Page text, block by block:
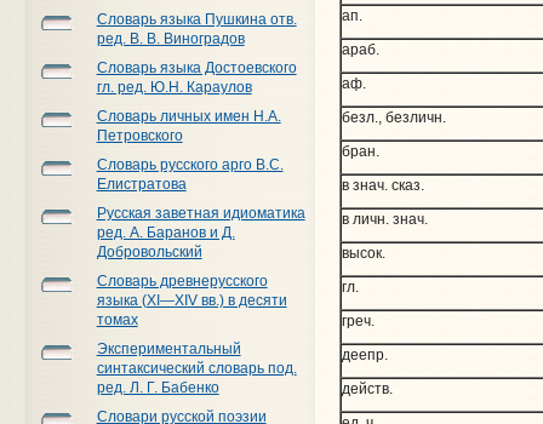
Словарь языка Пушкина отв.
ред. В. В. Виноградов
Словарь языка Достоевского
гл. ред. Ю.Н. Караулов
Словарь личных имен Н.А.
Петровского
Словарь русского арго В.С.
Елистратова
Русская заветная идиоматика
ред. А. Баранов и Д.
Добровольский
Словарь древнерусского
языка (XI—XIV вв.) в десяти
томах
Экспериментальный
синтаксический словарь под.
ред. Л. Г. Бабенко
Словари русской поэзии
ап.
араб.
аф.
безл., безличн.
бран.
в знач. сказ.
в личн. знач.
высок.
гл.
греч.
деепр.
действ.